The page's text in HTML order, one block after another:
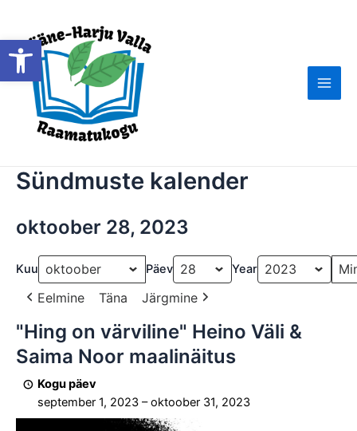
Open toolbar
content
Main
Sündmuste kalender
oktoober 28, 2023
Kuu Päev Year
Eelmine Täna Järgmine
"Hing
on
värviline"
Heino
&
"Hing on värviline" Heino Väli &
Saima Noor maalinäitus
Kogu päev
september 1, 2023 –oktoober 31, 2023